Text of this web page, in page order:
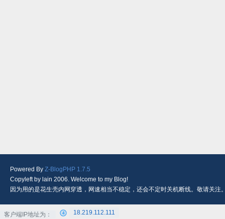
Powered By Z-BlogPHP 1.7.5
Copyleft by lain 2006. Welcome to my Blog!
因为用的是花生壳内网穿透，网速相当不稳定，还会不定时关机断线。敬请关注
客户端IP地址为： 4 18.219.112.111